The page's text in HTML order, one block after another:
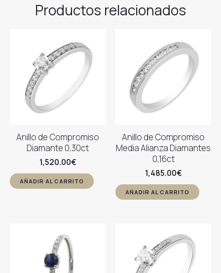
Productos relacionados
Anillo de Compromiso
Diamante 0,30ct
1,520.00€
AÑADIR AL CARRITO
Anillo de Compromiso
Media Alianza Diamantes
0,16ct
1,485.00€
AÑADIR AL CARRITO